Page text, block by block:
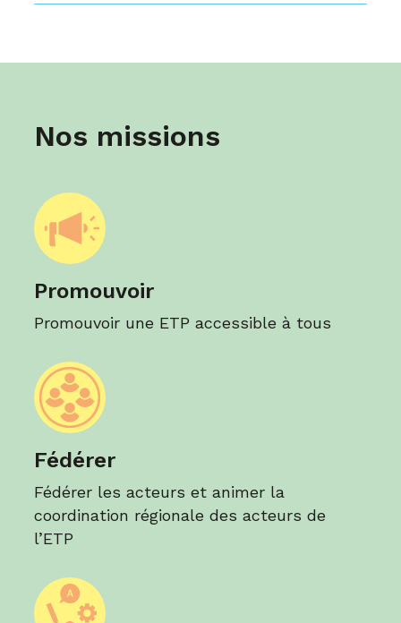
Nos missions
Promouvoir
Promouvoir une ETP accessible à tous
Fédérer
Fédérer les acteurs et animer la
coordination régionale des acteurs de
l’ETP